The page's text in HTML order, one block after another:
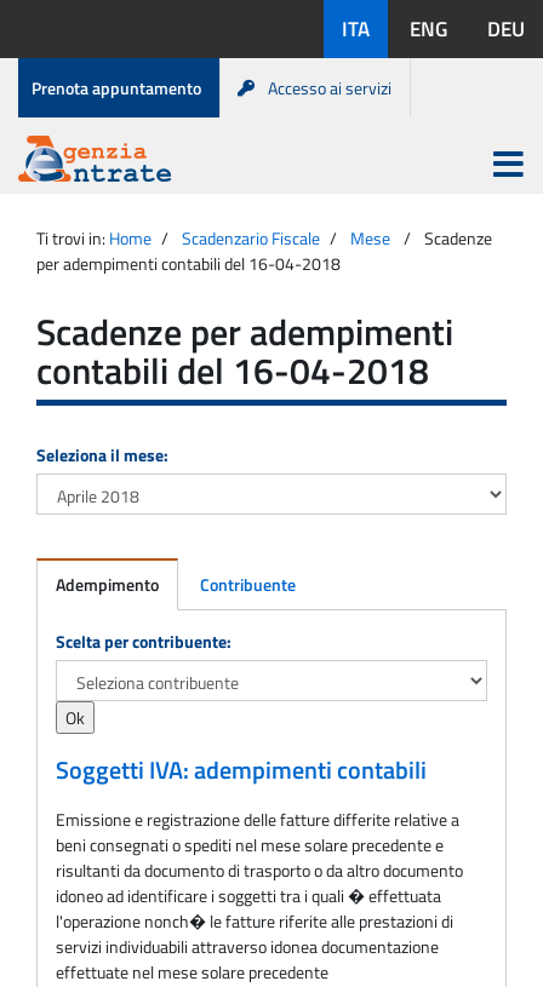
contenuto
disponibili:
ITA ENG DEU
Menu
di
servizio
Prenota appuntamento Accesso ai servizi
Agenzia
Entrate
Apri
menu
principale
Ti trovi in: Home Scadenzario Fiscale Mese
Scadenze
per adempimenti contabili del 16-04-2018
Scadenze per adempimenti
contabili del 16-04-2018
Seleziona il mese:
Adempimento Contribuente
Adempimento
Scelta per contribuente:
Soggetti IVA: adempimenti contabili
Emissione e registrazione delle fatture differite relative a
beni consegnati o spediti nel mese solare precedente e
risultanti da documento di trasporto o da altro documento
idoneo ad identificare i soggetti tra i quali � effettuata
l'operazione nonch� le fatture riferite alle prestazioni di
servizi individuabili attraverso idonea documentazione
effettuate nel mese solare precedente